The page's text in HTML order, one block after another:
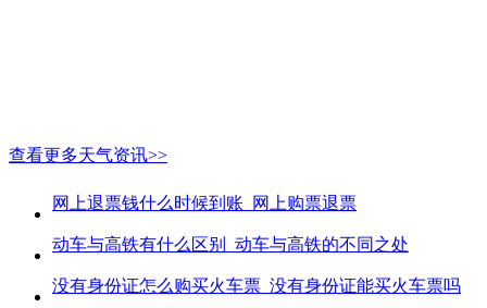
查看更多天气资讯>>
网上退票钱什么时候到账_网上购票退票
动车与高铁有什么区别_动车与高铁的不同之处
没有身份证怎么购买火车票_没有身份证能买火车票吗